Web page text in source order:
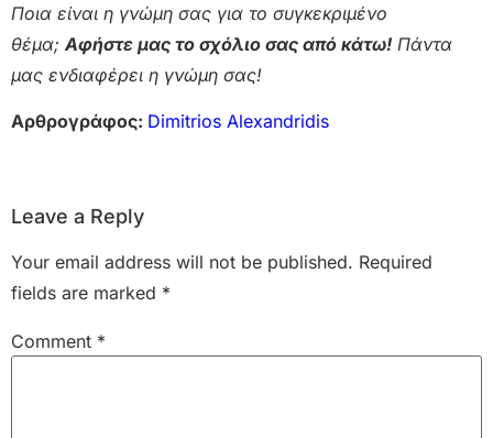
Ποια είναι η γνώμη σας για το συγκεκριμένο
θέμα; Αφήστε μας το σχόλιο σας από κάτω! Πάντα
μας ενδιαφέρει η γνώμη σας!
Αρθρογράφος: Dimitrios Alexandridis
Leave a Reply
Your email address will not be published. Required
fields are marked *
Comment *